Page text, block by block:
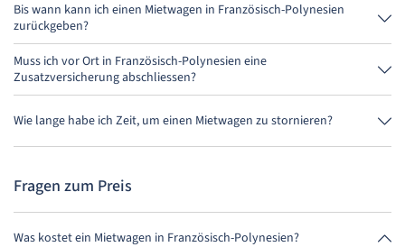
Bis wann kann ich einen Mietwagen in Französisch-Polynesien
zurückgeben?
Grundsätzlich kannst Du den Mietwagen zu jeder Tageszeit
zurückgeben. Wichtig ist nur, dass Du den Mietwagen nicht später als
bei der Buchung angegeben, abgibst.
Muss ich vor Ort in Französisch-Polynesien eine
Zusatzversicherung abschliessen?
Buche am besten über uns die Vollkaskoversicherung ohne
Selbstbeteiligung. So musst Du vor Ort keine weitere Versicherung
abschliessen.
Wie lange habe ich Zeit, um einen Mietwagen zu stornieren?
Du hast bis zu 24 Stunden vor Anmietung innerhalb der
Fragen zum Preis
Was kostet ein Mietwagen in Französisch-Polynesien?